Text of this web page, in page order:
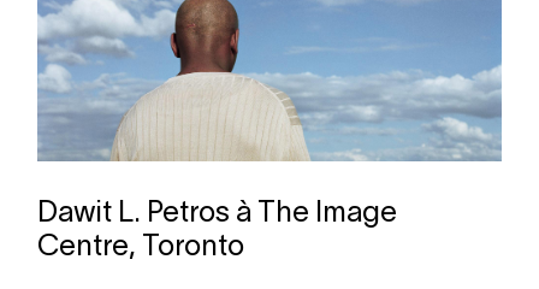
Dawit L. Petros à The Image
Centre, Toronto